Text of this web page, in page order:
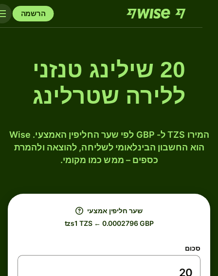
הרשמה
20 שילינג טנזני
ללירה שטרלינג
המירו TZS ל- GBP לפי שער החליפין האמצעי. Wise
הוא החשבון הבינלאומי לשליחה, להוצאה ולהמרת
כספים – ממש כמו מקומי.
שער חליפין אמצעי
tzs1 TZS ← 0.0002796 GBP
סכום